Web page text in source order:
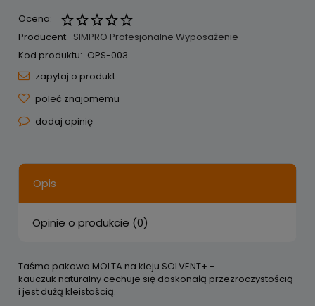
Ocena:
Producent: SIMPRO Profesjonalne Wyposażenie
Kod produktu: OPS-003
zapytaj o produkt
poleć znajomemu
dodaj opinię
Opis
Opinie o produkcie (0)
Taśma pakowa MOLTA na kleju SOLVENT+ -
kauczuk naturalny cechuje się doskonałą przezroczystością
i jest dużą kleistością.